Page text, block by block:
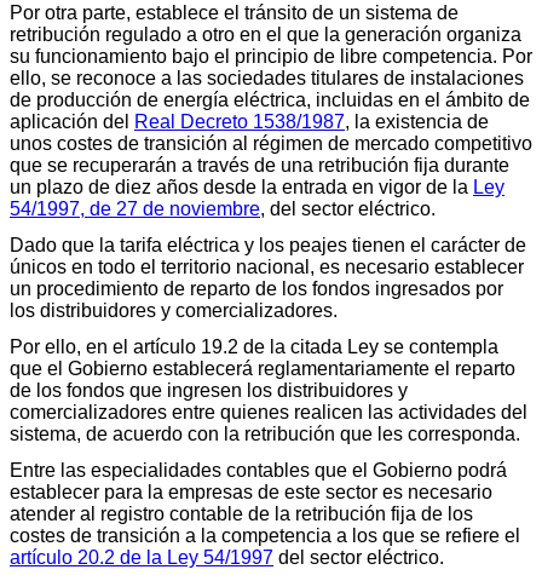
Por otra parte, establece el tránsito de un sistema de
retribución regulado a otro en el que la generación organiza
su funcionamiento bajo el principio de libre competencia. Por
ello, se reconoce a las sociedades titulares de instalaciones
de producción de energía eléctrica, incluidas en el ámbito de
aplicación del Real Decreto 1538/1987, la existencia de
unos costes de transición al régimen de mercado competitivo
que se recuperarán a través de una retribución fija durante
un plazo de diez años desde la entrada en vigor de la Ley
54/1997, de 27 de noviembre, del sector eléctrico.
Dado que la tarifa eléctrica y los peajes tienen el carácter de
únicos en todo el territorio nacional, es necesario establecer
un procedimiento de reparto de los fondos ingresados por
los distribuidores y comercializadores.
Por ello, en el artículo 19.2 de la citada Ley se contempla
que el Gobierno establecerá reglamentariamente el reparto
de los fondos que ingresen los distribuidores y
comercializadores entre quienes realicen las actividades del
sistema, de acuerdo con la retribución que les corresponda.
Entre las especialidades contables que el Gobierno podrá
establecer para la empresas de este sector es necesario
atender al registro contable de la retribución fija de los
costes de transición a la competencia a los que se refiere el
artículo 20.2 de la Ley 54/1997 del sector eléctrico.